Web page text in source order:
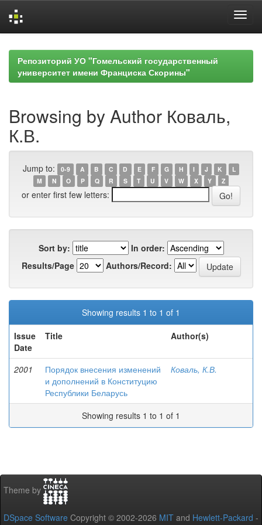
navigationРепозиторий УО "Гомельский государственный
университет имени Франциска Скорины"
Browsing by Author Коваль,
К.В.
Jump to: 0-9 A B C D E F G H I J K
L
M
N O P Q R S T U V W X Y Z
or enter first few letters:
Sort by:
In order:
Results/Page
Authors/Record:
Showing results 1 to 1 of 1
Issue
Date
Title Author(s)
2001
Порядок внесения изменений
и дополнений в Конституцию
Республики Беларусь
Коваль, К.В.
Showing results 1 to 1 of 1
Theme by
DSpace Software Copyright © 2002-2026 MIT and Hewlett-Packard -